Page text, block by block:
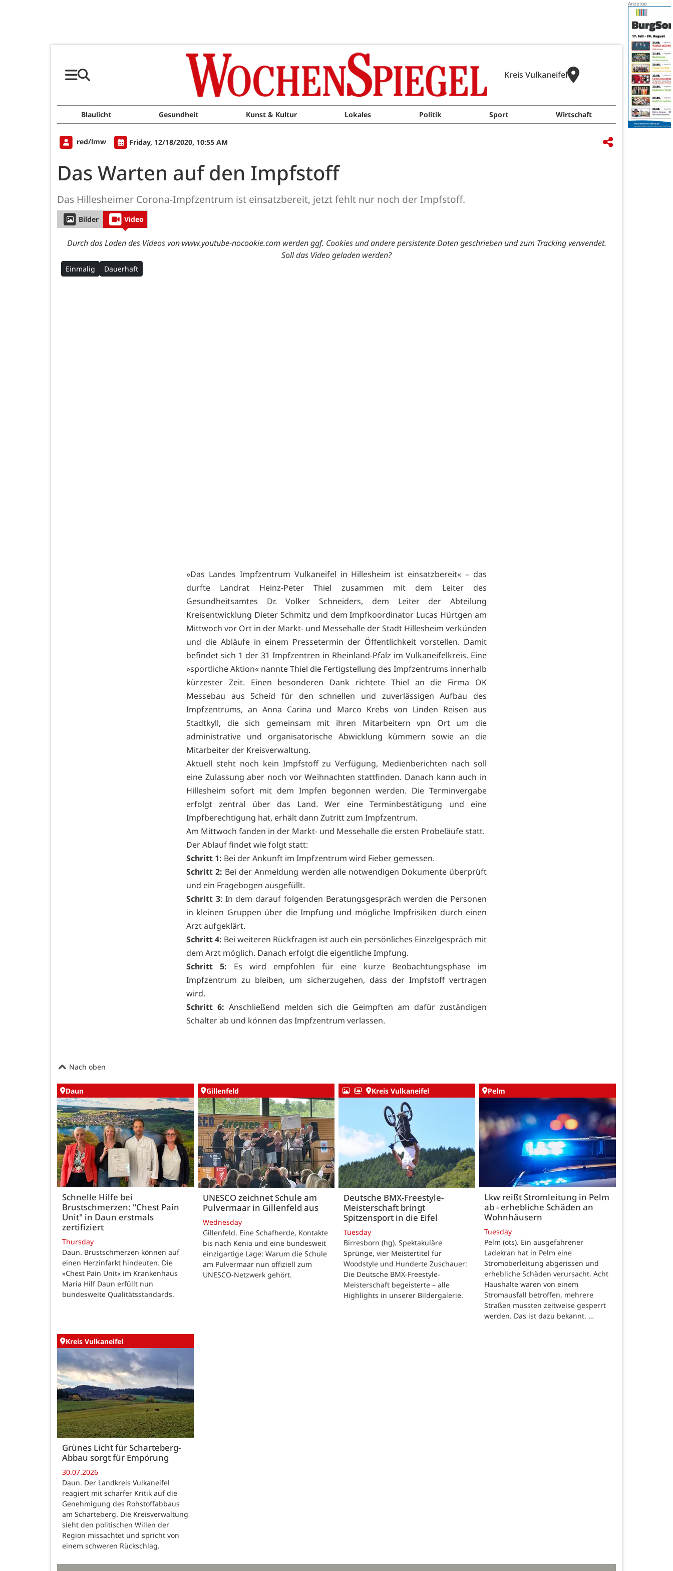
Kreis Vulkaneifel
Blaulicht Gesundheit Kunst & Kultur Lokales Politik Sport Wirtschaft
red/lmw Friday, 12/18/2020, 10:55 AM
Das Warten auf den Impfstoff
Das Hillesheimer Corona-Impfzentrum ist einsatzbereit, jetzt fehlt nur noch der Impfstoff.
Bilder Video
Durch das Laden des Videos von www.youtube-nocookie.com werden ggf. Cookies und andere persistente Daten geschrieben und zum Tracking verwendet.
Soll das Video geladen werden?
Einmalig Dauerhaft
»Das Landes Impfzentrum Vulkaneifel in Hillesheim ist einsatzbereit« – das
durfte Landrat Heinz-Peter Thiel zusammen mit dem Leiter des
Gesundheitsamtes Dr. Volker Schneiders, dem Leiter der Abteilung
Kreisentwicklung Dieter Schmitz und dem Impfkoordinator Lucas Hürtgen am
Mittwoch vor Ort in der Markt- und Messehalle der Stadt Hillesheim verkünden
und die Abläufe in einem Pressetermin der Öffentlichkeit vorstellen. Damit
befindet sich 1 der 31 Impfzentren in Rheinland-Pfalz im Vulkaneifelkreis. Eine
»sportliche Aktion« nannte Thiel die Fertigstellung des Impfzentrums innerhalb
kürzester Zeit. Einen besonderen Dank richtete Thiel an die Firma OK
Messebau aus Scheid für den schnellen und zuverlässigen Aufbau des
Impfzentrums, an Anna Carina und Marco Krebs von Linden Reisen aus
Stadtkyll, die sich gemeinsam mit ihren Mitarbeitern vpn Ort um die
administrative und organisatorische Abwicklung kümmern sowie an die
Mitarbeiter der Kreisverwaltung.
Aktuell steht noch kein Impfstoff zu Verfügung, Medienberichten nach soll
eine Zulassung aber noch vor Weihnachten stattfinden. Danach kann auch in
Hillesheim sofort mit dem Impfen begonnen werden. Die Terminvergabe
erfolgt zentral über das Land. Wer eine Terminbestätigung und eine
Impfberechtigung hat, erhält dann Zutritt zum Impfzentrum.
Am Mittwoch fanden in der Markt- und Messehalle die ersten Probeläufe statt.
Der Ablauf findet wie folgt statt:
Schritt 1: Bei der Ankunft im Impfzentrum wird Fieber gemessen.
Schritt 2: Bei der Anmeldung werden alle notwendigen Dokumente überprüft
und ein Fragebogen ausgefüllt.
Schritt 3: In dem darauf folgenden Beratungsgespräch werden die Personen
in kleinen Gruppen über die Impfung und mögliche Impfrisiken durch einen
Arzt aufgeklärt.
Schritt 4: Bei weiteren Rückfragen ist auch ein persönliches Einzelgespräch mit
dem Arzt möglich. Danach erfolgt die eigentliche Impfung.
Schritt 5: Es wird empfohlen für eine kurze Beobachtungsphase im
Impfzentrum zu bleiben, um sicherzugehen, dass der Impfstoff vertragen
wird.
Schritt 6: Anschließend melden sich die Geimpften am dafür zuständigen
Schalter ab und können das Impfzentrum verlassen.
Nach oben
Daun
Schnelle Hilfe bei
Brustschmerzen: "Chest Pain
Unit" in Daun erstmals
zertifiziert
Thursday
Daun. Brustschmerzen können auf
einen Herzinfarkt hindeuten. Die
»Chest Pain Unit« im Krankenhaus
Maria Hilf Daun erfüllt nun
bundesweite Qualitätsstandards.
Gillenfeld
UNESCO zeichnet Schule am
Pulvermaar in Gillenfeld aus
Wednesday
Gillenfeld. Eine Schafherde, Kontakte
bis nach Kenia und eine bundesweit
einzigartige Lage: Warum die Schule
am Pulvermaar nun offiziell zum
UNESCO-Netzwerk gehört.
Kreis Vulkaneifel
Deutsche BMX-Freestyle-
Meisterschaft bringt
Spitzensport in die Eifel
Tuesday
Birresborn (hg). Spektakuläre
Sprünge, vier Meistertitel für
Woodstyle und Hunderte Zuschauer:
Die Deutsche BMX-Freestyle-
Meisterschaft begeisterte – alle
Highlights in unserer Bildergalerie.
Pelm
Lkw reißt Stromleitung in Pelm
ab - erhebliche Schäden an
Wohnhäusern
Tuesday
Pelm (ots). Ein ausgefahrener
Ladekran hat in Pelm eine
Stromoberleitung abgerissen und
erhebliche Schäden verursacht. Acht
Haushalte waren von einem
Stromausfall betroffen, mehrere
Straßen mussten zeitweise gesperrt
werden. Das ist dazu bekannt. …
Kreis Vulkaneifel
Grünes Licht für Scharteberg-
Abbau sorgt für Empörung
30.07.2026
Daun. Der Landkreis Vulkaneifel
reagiert mit scharfer Kritik auf die
Genehmigung des Rohstoffabbaus
am Scharteberg. Die Kreisverwaltung
sieht den politischen Willen der
Region missachtet und spricht von
einem schweren Rückschlag.